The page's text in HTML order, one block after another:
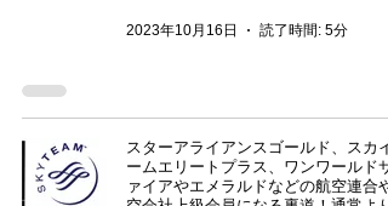
2023年10月16日 読了時間: 5分
スターアライアンスゴールド、スカ
ームエリートプラス、ワンワールド
ァイアやエメラルドなどの航空連合